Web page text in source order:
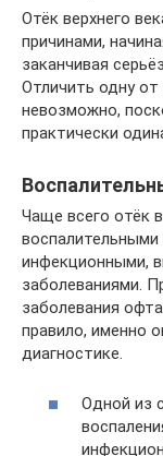
Отёк верхнего
причинами,
заканчивая
Отличить одну
невозможно,
практически
Чаще всего отёк
инфекционными,
заболеваниями.
заболевания
правило, именно
диагностике.
Одной из